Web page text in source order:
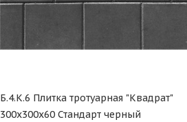
Б.4.К.6 Плитка тротуарная "Квадрат"
300х300х60 Стандарт черный